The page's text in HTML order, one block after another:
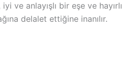
ve anlayışlı bir eşe ve hayırlı
delalet ettiğine inanılır.